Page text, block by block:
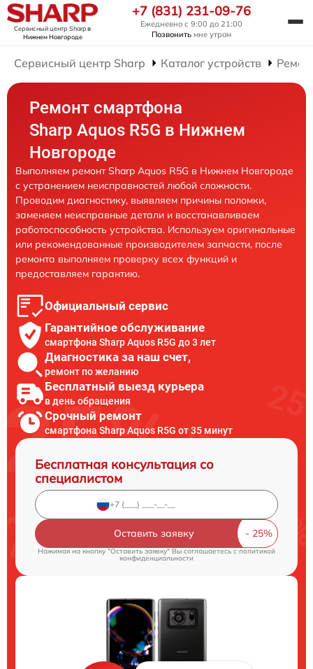
Сервисный центр Sharpв
Нижнем Новгороде
+7 (831) 231-09-76
Ежедневно с 9:00 до 21:00
Позвонить мне утром
Сервисный центр Sharp Каталог устройств
Ремонт смартфона
Sharp Aquos R5G в Нижнем
Новгороде
Выполняем ремонт Sharp Aquos R5G в Нижнем Новгороде
с устранением неисправностей любой сложности.
Проводим диагностику, выявляем причины поломки,
заменяем неисправные детали и восстанавливаем
работоспособность устройства. Используем оригинальные
или рекомендованные производителем запчасти, после
ремонта выполняем проверку всех функций и
предоставляем гарантию.
Официальный сервис
Гарантийное обслуживание
смартфона Sharp Aquos R5G до 3 лет
Диагностика за наш счет,
ремонт по желанию
Бесплатный выезд курьера
в день обращения
Срочный ремонт
смартфона Sharp Aquos R5G от 35 минут
Бесплатная консультация со
специалистом
Оставить заявку
Нажимая на кнопку "Оставить заявку" Вы соглашаетесь cполитикой
конфиденциальности